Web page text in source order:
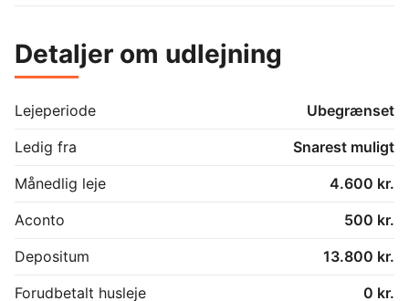
Detaljer om udlejning
Lejeperiode
Ubegrænset
Ledig fra
Snarest muligt
Månedlig leje
4.600 kr.
Aconto
500 kr.
Depositum
13.800 kr.
Forudbetalt husleje
0 kr.